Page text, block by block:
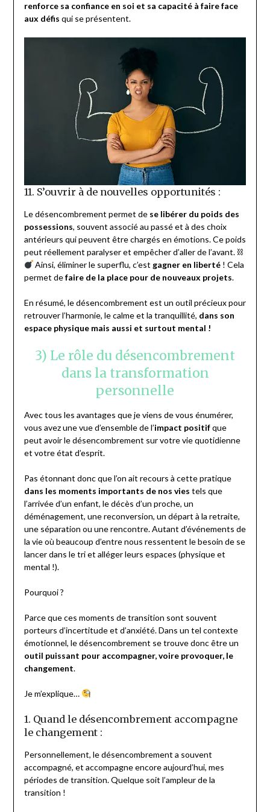
renforce sa confiance en soi et sa capacité à faire face
aux défis qui se présentent.
11. S’ouvrir à de nouvelles opportunités :
Le désencombrement permet de se libérer du poids des
possessions, souvent associé au passé et à des choix
antérieurs qui peuvent être chargés en émotions. Ce poids
peut réellement paralyser et empêcher d’aller de l’avant. ⛓
Ainsi, éliminer le superflu, c’est gagner en liberté ! Cela
permet defaire de la place pour de nouveaux projets.
En résumé, le désencombrement est un outil précieux pour
retrouver l’harmonie, le calme et la tranquillité, dans son
espace physique mais aussi et surtout mental !
3) Le rôle du désencombrement
dans la transformation
personnelle
Avec tous les avantages que je viens de vous énumérer,
vous avez une vue d’ensemble de l’impact positifque
peut avoir le désencombrement sur votre vie quotidienne
et votre état d’esprit.
Pas étonnant donc que l’on ait recours à cette pratique
dans les moments importants de nos vies tels que
l’arrivée d’un enfant, le décès d’un proche, un
déménagement, une reconversion, un départ à la retraite,
une séparation ou une rencontre. Autant d’événements de
la vie où beaucoup d’entre nous ressentent le besoin de se
lancer dans le tri et alléger leurs espaces (physique et
mental !).
Pourquoi ?
Parce que ces moments de transition sont souvent
porteurs d’incertitude et d’anxiété. Dans un tel contexte
émotionnel, le désencombrement se trouve donc être un
outil puissant pour accompagner, voire provoquer, le
changement.
Je m’explique…
1. Quand le désencombrement accompagne
le changement :
Personnellement, le désencombrement a souvent
accompagné, et accompagne encore aujourd’hui, mes
périodes de transition. Quelque soit l’ampleur de la
transition !